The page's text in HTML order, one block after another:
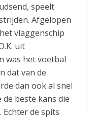
speelt
Afgelopen
vlaggenschip
uit
was het voetbal
dat van de
dan ook al snel
beste kans die
Echter de spits